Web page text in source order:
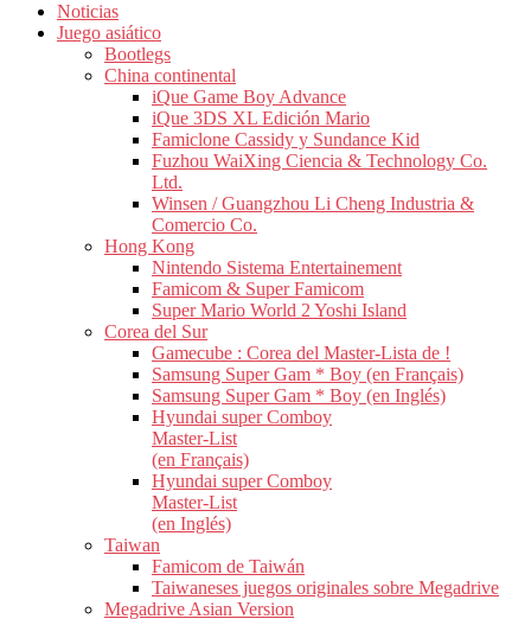
Noticias
Juego asiático
Bootlegs
China continental
iQue Game Boy Advance
iQue 3DS XL Edición Mario
Famiclone Cassidy y Sundance Kid
Fuzhou WaiXing Ciencia & Technology Co.
Ltd.
Winsen / Guangzhou Li Cheng Industria &
Comercio Co.
Hong Kong
Nintendo Sistema Entertainement
Famicom & Super Famicom
Super Mario World 2 Yoshi Island
Corea del Sur
Gamecube : Corea del Master-Lista de !
Samsung Super Gam * Boy (en Français)
Samsung Super Gam * Boy (en Inglés)
Hyundai super Comboy
Master-List
(en Français)
Hyundai super Comboy
Master-List
(en Inglés)
Taiwan
Famicom de Taiwán
Taiwaneses juegos originales sobre Megadrive
Megadrive Asian Version